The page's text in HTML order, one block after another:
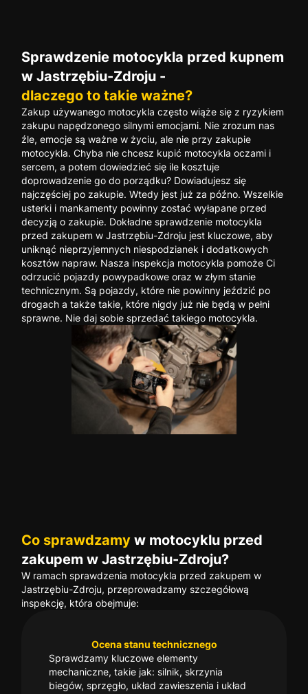
Sprawdzenie motocykla przed kupnem
w Jastrzębiu-Zdroju -
dlaczego to takie ważne?
Zakup używanego motocykla często wiąże się z ryzykiem
zakupu napędzonego silnymi emocjami. Nie zrozum nas
źle, emocje są ważne w życiu, ale nie przy zakupie
motocykla. Chyba nie chcesz kupić motocykla oczami i
sercem, a potem dowiedzieć się ile kosztuje
doprowadzenie go do porządku? Dowiadujesz się
najczęściej po zakupie. Wtedy jest już za późno. Wszelkie
usterki i mankamenty powinny zostać wyłapane przed
decyzją o zakupie. Dokładne sprawdzenie motocykla
przed zakupem w Jastrzębiu-Zdroju jest kluczowe, aby
uniknąć nieprzyjemnych niespodzianek i dodatkowych
kosztów napraw. Nasza inspekcja motocykla pomoże Ci
odrzucić pojazdy powypadkowe oraz w złym stanie
technicznym. Są pojazdy, które nie powinny jeździć po
drogach a także takie, które nigdy już nie będą w pełni
sprawne. Nie daj sobie sprzedać takiego motocykla.
Co sprawdzamy w motocyklu przed
zakupem w Jastrzębiu-Zdroju?
W ramach sprawdzenia motocykla przed zakupem w
Jastrzębiu-Zdroju, przeprowadzamy szczegółową
inspekcję, która obejmuje:
Ocena stanu technicznego
Sprawdzamy kluczowe elementy
mechaniczne, takie jak: silnik, skrzynia
biegów, sprzęgło, układ zawieszenia i układ